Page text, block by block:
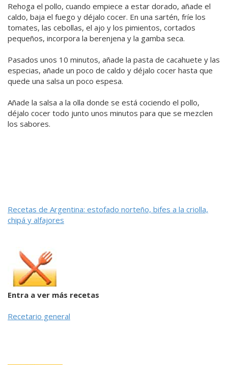
Rehoga el pollo, cuando empiece a estar dorado, añade el
caldo, baja el fuego y déjalo cocer. En una sartén, fríe los
tomates, las cebollas, el ajo y los pimientos, cortados
pequeños, incorpora la berenjena y la gamba seca.
Pasados unos 10 minutos, añade la pasta de cacahuete y las
especias, añade un poco de caldo y déjalo cocer hasta que
quede una salsa un poco espesa.
Añade la salsa a la olla donde se está cociendo el pollo,
déjalo cocer todo junto unos minutos para que se mezclen
los sabores.
Recetas de Argentina: estofado norteño, bifes a la criolla,
chipá y alfajores
Entra a ver más recetas
Recetario general